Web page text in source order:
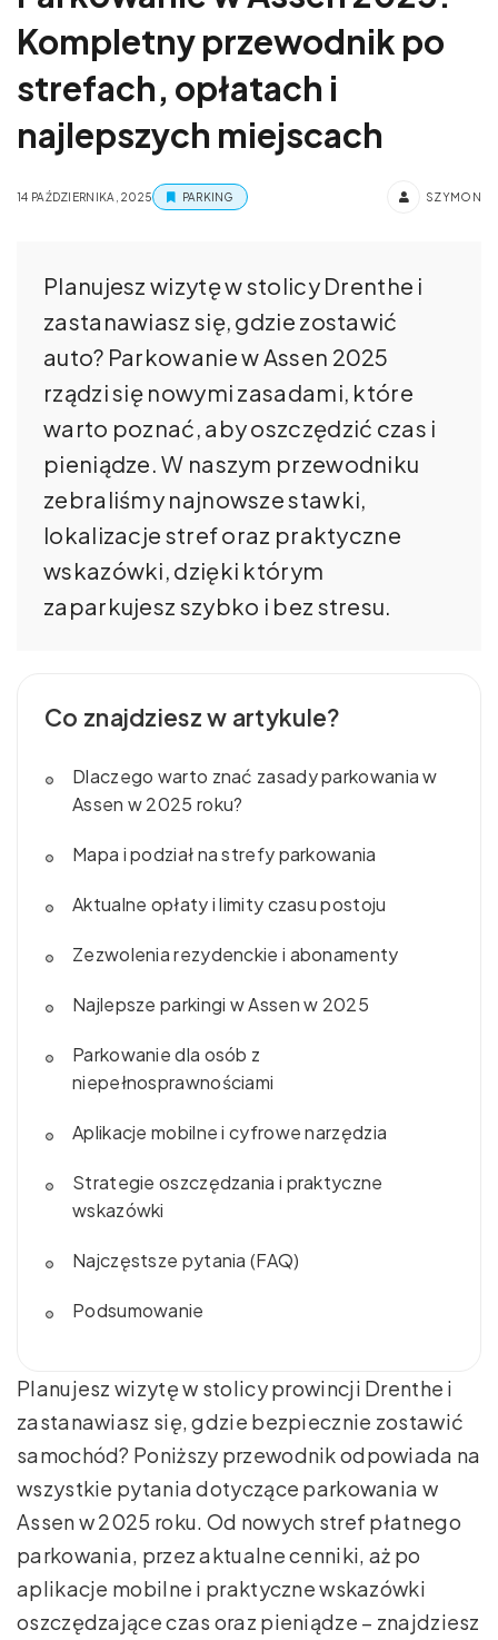
Kompletny przewodnik po
strefach, opłatach i
najlepszych miejscach
14 PAŹDZIERNIKA, 2025 PARKING SZYMON
Planujesz wizytę w stolicy Drenthe i
zastanawiasz się, gdzie zostawić
auto? Parkowanie w Assen 2025
rządzi się nowymi zasadami, które
warto poznać, aby oszczędzić czas i
pieniądze. W naszym przewodniku
zebraliśmy najnowsze stawki,
lokalizacje stref oraz praktyczne
wskazówki, dzięki którym
zaparkujesz szybko i bez stresu.
Co znajdziesz w artykule?
Dlaczego warto znać zasady parkowania w
Assen w 2025 roku?
Mapa i podział na strefy parkowania
Aktualne opłaty i limity czasu postoju
Zezwolenia rezydenckie i abonamenty
Najlepsze parkingi w Assen w 2025
Parkowanie dla osób z
niepełnosprawnościami
Aplikacje mobilne i cyfrowe narzędzia
Strategie oszczędzania i praktyczne
wskazówki
Najczęstsze pytania (FAQ)
Podsumowanie
Planujesz wizytę w stolicy prowincji Drenthe i
zastanawiasz się, gdzie bezpiecznie zostawić
samochód? Poniższy przewodnik odpowiada na
wszystkie pytania dotyczące parkowania w
Assen w 2025 roku. Od nowych stref płatnego
parkowania, przez aktualne cenniki, aż po
aplikacje mobilne i praktyczne wskazówki
oszczędzające czas oraz pieniądze – znajdziesz